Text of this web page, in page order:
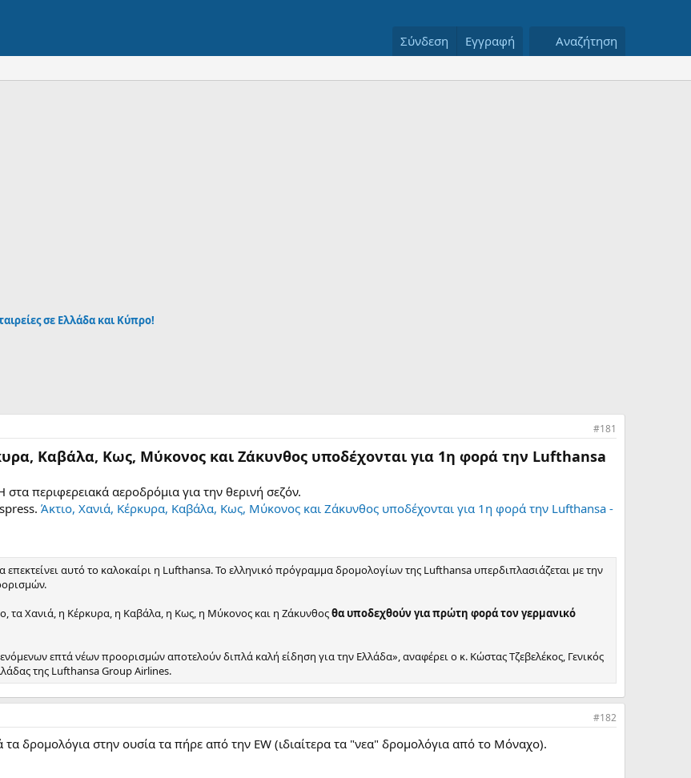
Σύνδεση Εγγραφή Αναζήτηση
σε Ελλάδα και Κύπρο!
#181
Καβάλα, Κως, Μύκονος και Ζάκυνθος υποδέχονται για 1η φορά την Lufthansa
περιφερειακά αεροδρόμια για την θερινή σεζόν.
Άκτιο, Χανιά, Κέρκυρα, Καβάλα, Κως, Μύκονος και Ζάκυνθος υποδέχονται για 1η φορά την Lufthansa -
επεκτείνει αυτό το καλοκαίρι η Lufthansa. Το ελληνικό πρόγραμμα δρομολογίων της Lufthansa υπερδιπλασιάζεται με την
τα Χανιά, η Κέρκυρα, η Καβάλα, η Κως, η Μύκονος και η Ζάκυνθοςθα υποδεχθούν για πρώτη φορά τον γερμανικό
επτά νέων προορισμών αποτελούν διπλά καλή είδηση για την Ελλάδα», αναφέρει ο κ. Κώστας Τζεβελέκος, Γενικός
της Lufthansa Group Airlines.
#182
δρομολόγια στην ουσία τα πήρε από την EW (ιδιαίτερα τα "νεα" δρομολόγια από το Μόναχο).